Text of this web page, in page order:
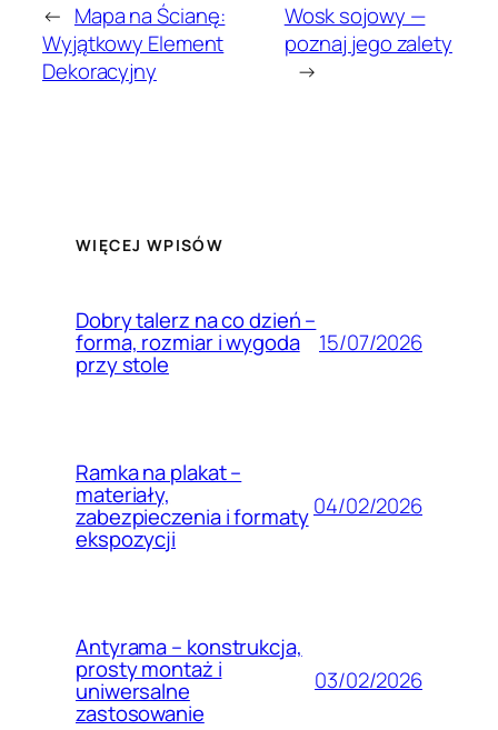
← Mapa na Ścianę:
Wyjątkowy Element
Dekoracyjny
Wosk sojowy —
poznaj jego zalety
→
WIĘCEJ WPISÓW
Dobry talerz na co dzień –
forma, rozmiar i wygoda
przy stole
15/07/2026
Ramka na plakat –
materiały,
zabezpieczenia i formaty
ekspozycji
04/02/2026
Antyrama – konstrukcja,
prosty montaż i
uniwersalne
zastosowanie
03/02/2026